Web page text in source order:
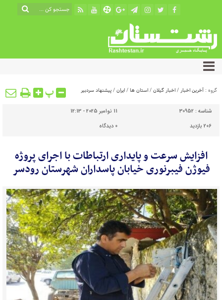
گروه : آخرین اخبار/اخبار گیلان/استان ها/ایران/پیشنهاد سردبیر پ
شناسه : 30952
11 نوامبر 2025 - 12:13
206 بازدید
0 دیدگاه
افزایش سرعت و پایداری ارتباطات با اجرای پروژه
فیوژن فیبرنوری خیابان پاسداران شهرستان رودسر